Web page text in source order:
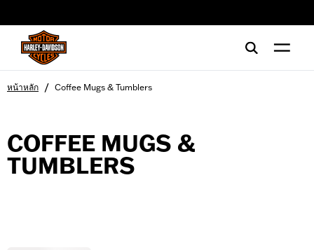
หน้าหลัก / Coffee Mugs & Tumblers
COFFEE MUGS &
TUMBLERS